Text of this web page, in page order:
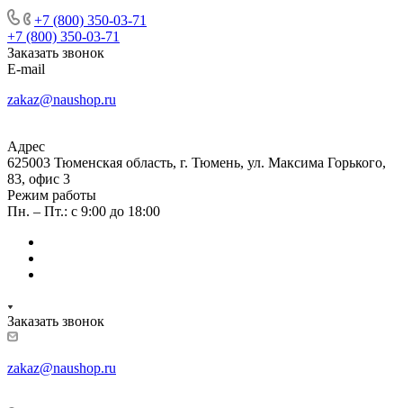
+7 (800) 350-03-71
+7 (800) 350-03-71
Заказать звонок
E-mail
zakaz@naushop.ru
Адрес
625003 Тюменская область, г. Тюмень, ул. Максима Горького,
83, офис 3
Режим работы
Пн. – Пт.: с 9:00 до 18:00
Заказать звонок
zakaz@naushop.ru